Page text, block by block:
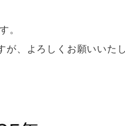
。
が、よろしくお願いいた